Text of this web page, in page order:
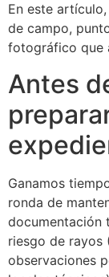
En este
de campo,
fotográfico que
Antes
Ganamos
ronda de
documentación
riesgo de rayos
observaciones